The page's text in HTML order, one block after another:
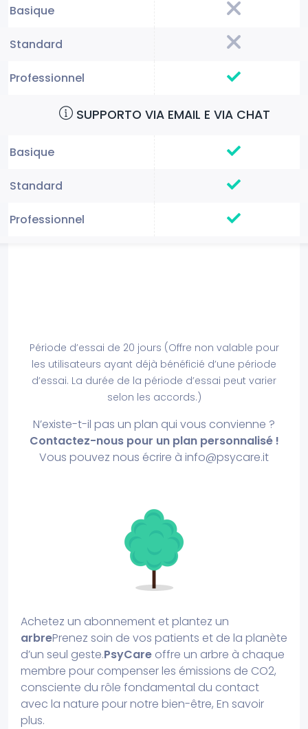
SUPPORTO VIA EMAIL E VIA CHAT
Période d’essai de 20 jours (Offre non valable pour
les utilisateurs ayant déjà bénéficié d’une période
d’essai. La durée de la période d’essai peut varier
selon les accords.)
N’existe-t-il pas un plan qui vous convienne ?
Contactez-nous pour un plan personnalisé !
Vous pouvez nous écrire à info@psycare.it
Achetez un abonnement et plantez un
arbrePrenez soin de vos patients et de la planète
d’un seul geste.PsyCare offre un arbre à chaque
membre pour compenser les émissions de CO2,
consciente du rôle fondamental du contact
avec la nature pour notre bien-être, En savoir
plus.